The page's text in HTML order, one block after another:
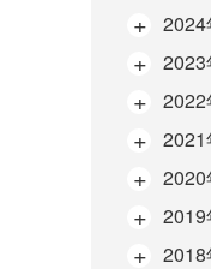
2024
2023
2022
2021
2020
2019
2018